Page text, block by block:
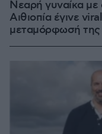
Νεαρή γυναίκα
Αιθιοπία έγινε
μεταμόρφωσή της